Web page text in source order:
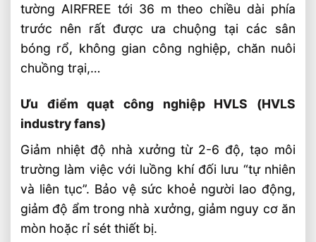
tường AIRFREE tới 36 m theo chiều dài phía
trước nên rất được ưa chuộng tại các sân
bóng rổ, không gian công nghiệp, chăn nuôi
chuồng trại,…
Ưu điểm quạt công nghiệp HVLS (HVLS
industry fans)
Giảm nhiệt độ nhà xưởng từ 2-6 độ, tạo môi
trường làm việc với luồng khí đối lưu “tự nhiên
và liên tục”. Bảo vệ sức khoẻ người lao động,
giảm độ ẩm trong nhà xưởng, giảm nguy cơ ăn
mòn hoặc rỉ sét thiết bị.